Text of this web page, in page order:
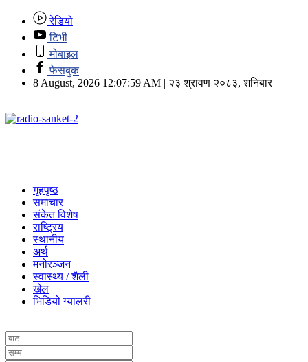
रेडियो
टिभी
मोबाइल
फेसबुक
8 August, 2026 12:07:59 AM | २३ श्रावण २०८३, शनिबार
गृहपृष्ठ
समाचार
संकेत विशेष
राष्ट्रिय
स्थानीय
अर्थ
मनोरञ्जन
स्वास्थ्य / शैली
खेल
भिडियो ग्यालरी